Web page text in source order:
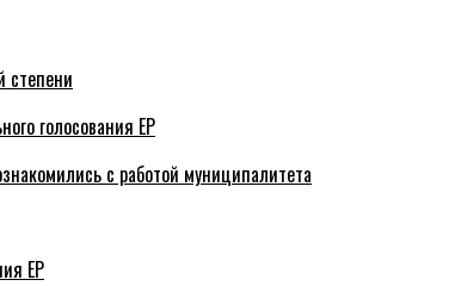
степени
голосования ЕР
с работой муниципалитета
ЕР